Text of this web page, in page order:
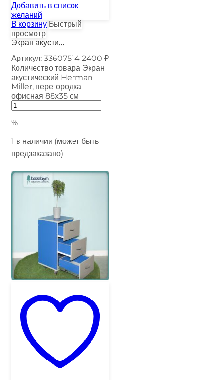
Добавить в список
желаний
В корзину Быстрый
просмотр
Экран акусти...
Артикул: 33607514 2400 ₽
Количество товара Экран
акустический Herman
Miller, перегородка
офисная 88х35 см
%
1 в наличии (может быть
предзаказано)